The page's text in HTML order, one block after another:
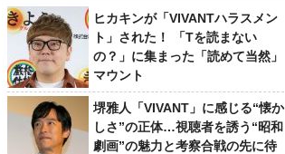
ヒカキンが「VIVANTハラスメン
ト」された！ 「Tを読まない
の？」に集まった「読めて当然」
マウント
堺雅人「VIVANT」に感じる“懐か
しさ”の正体…視聴者を誘う“昭和
劇画”の魅力と考察合戦の先に待